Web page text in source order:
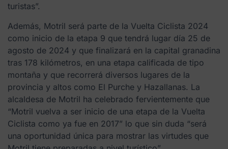
turistas”.
Además, Motril será parte de la Vuelta Ciclista 2024
como inicio de la etapa 9 que tendrá lugar día 25 de
agosto de 2024 y que finalizará en la capital granadina
tras 178 kilómetros, en una etapa calificada de tipo
montaña y que recorrerá diversos lugares de la
provincia y altos como El Purche y Hazallanas. La
alcaldesa de Motril ha celebrado fervientemente que
“Motril vuelva a ser inicio de una etapa de la Vuelta
Ciclista como ya fue en 2017” lo que sin duda “será
una oportunidad única para mostrar las virtudes que